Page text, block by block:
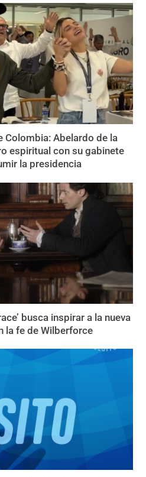
Colombia: Abelardo de la
espiritual con su gabinete
la presidencia
busca inspirar a la nueva
la fe de Wilberforce